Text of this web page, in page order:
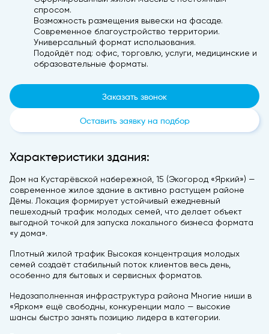
спросом.
Возможность размещения вывески на фасаде.
Современное благоустройство территории.
Универсальный формат использования.
Подойдёт под: офис, торговлю, услуги, медицинские и
образовательные форматы.
Заказать звонок
Оставить заявку на подбор
Характеристики здания:
Дом на Кустарёвской набережной, 15 (Экогород «Яркий») —
современное жилое здание в активно растущем районе
Дёмы. Локация формирует устойчивый ежедневный
пешеходный трафик молодых семей, что делает объект
выгодной точкой для запуска локального бизнеса формата
«у дома».
Плотный жилой трафик Высокая концентрация молодых
семей создаёт стабильный поток клиентов весь день,
особенно для бытовых и сервисных форматов.
Недозаполненная инфраструктура района Многие ниши в
«Ярком» ещё свободны, конкуренции мало — высокие
шансы быстро занять позицию лидера в категории.